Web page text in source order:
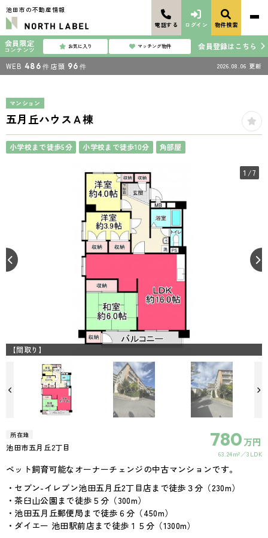
池田市の不動産情報
電話する ログイン 物件検索
会員限定
コンテンツ お気に入り マッチング物件 会員登録はこちら
WEB 486 件 店頭 96 件 2026.08.06 更新
マンション
五月丘ハウスＡ棟
小学校まで徒歩5分 小学校まで徒歩10分 角部屋
1 /7
【間取り】
所在地
池田市五月丘2丁目 780万円
63.24m² 3LDK
ペット飼育可能なオーナーチェンジの中古マンションです。
・セブン-イレブン池田五月丘2丁目店まで徒歩３分（230m）
・茶臼山公園まで徒歩５分（300m）
・池田五月丘郵便局まで徒歩６分（450m）
・ダイエー 池田駅前店まで徒歩１５分（1300m）